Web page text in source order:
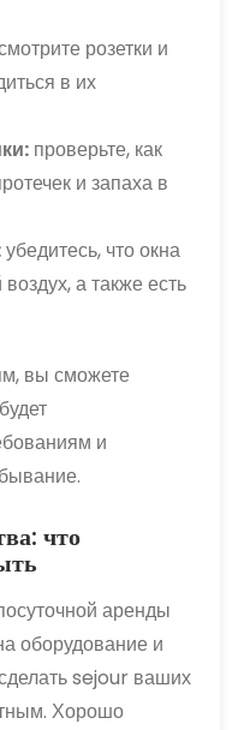
розетки и
в их
проверьте, как
и запаха в
убедитесь, что окна
а также есть
вы сможете
и
что
аренды
оборудование и
sejour ваших
Хорошо